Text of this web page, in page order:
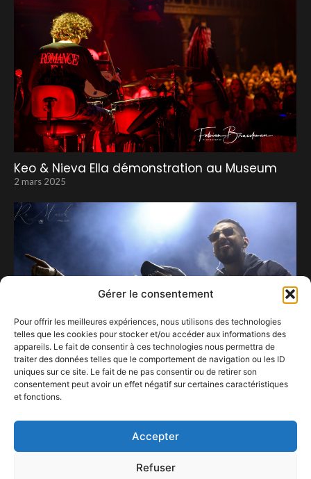
Gérer le consentement
Pour offrir les meilleures expériences, nous utilisons des technologies
telles que les cookies pour stocker et/ou accéder aux informations des
appareils. Le fait de consentir à ces technologies nous permettra de
traiter des données telles que le comportement de navigation ou les ID
uniques sur ce site. Le fait de ne pas consentir ou de retirer son
consentement peut avoir un effet négatif sur certaines caractéristiques
et fonctions.
Accepter
Refuser
Keo & Nieva Ella démonstration au Museum
2 mars 2025
1 mai 2023